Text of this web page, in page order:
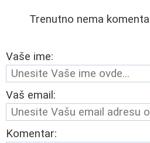
Trenutno nema
Vaše ime:
Vaš email:
Komentar: